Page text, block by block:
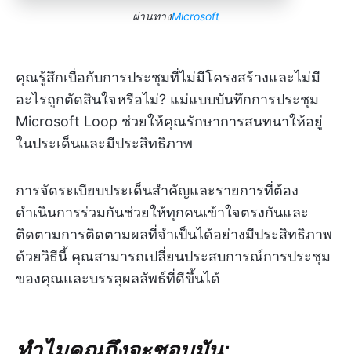
ผ่านทางMicrosoft
คุณรู้สึกเบื่อกับการประชุมที่ไม่มีโครงสร้างและไม่มี
อะไรถูกตัดสินใจหรือไม่? แม่แบบบันทึกการประชุม
Microsoft Loop ช่วยให้คุณรักษาการสนทนาให้อยู่
ในประเด็นและมีประสิทธิภาพ
การจัดระเบียบประเด็นสำคัญและรายการที่ต้อง
ดำเนินการร่วมกันช่วยให้ทุกคนเข้าใจตรงกันและ
ติดตามการติดตามผลที่จำเป็นได้อย่างมีประสิทธิภาพ
ด้วยวิธีนี้ คุณสามารถเปลี่ยนประสบการณ์การประชุม
ของคุณและบรรลุผลลัพธ์ที่ดีขึ้นได้